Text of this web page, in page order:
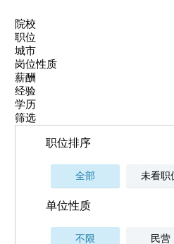
院校
职位
城市
岗位性质
薪酬
经验
学历
筛选
职位排序
全部 未看职
单位性质
不限 民营